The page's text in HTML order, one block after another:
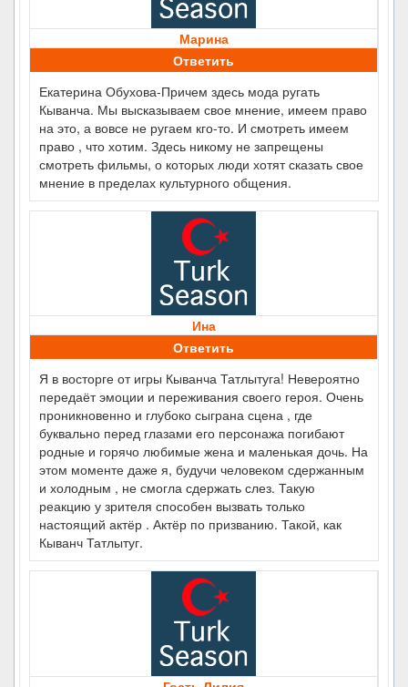
Марина
Ответить
Екатерина Обухова-Причем здесь мода ругать
Кыванча. Мы высказываем свое мнение, имеем право
на это, а вовсе не ругаем кго-то. И смотреть имеем
право , что хотим. Здесь никому не запрещены
смотреть фильмы, о которых люди хотят сказать свое
мнение в пределах культурного общения.
Ина
Ответить
Я в восторге от игры Кыванча Татлытуга! Невероятно
передаёт эмоции и переживания своего героя. Очень
проникновенно и глубоко сыграна сцена , где
буквально перед глазами его персонажа погибают
родные и горячо любимые жена и маленькая дочь. На
этом моменте даже я, будучи человеком сдержанным
и холодным , не смогла сдержать слез. Такую
реакцию у зрителя способен вызвать только
настоящий актёр . Актёр по призванию. Такой, как
Кыванч Татлытуг.